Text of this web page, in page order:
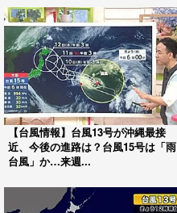
【台風情報】台風13号が沖縄最接
近、今後の進路は？台風15号は「雨
台風」か…来週...